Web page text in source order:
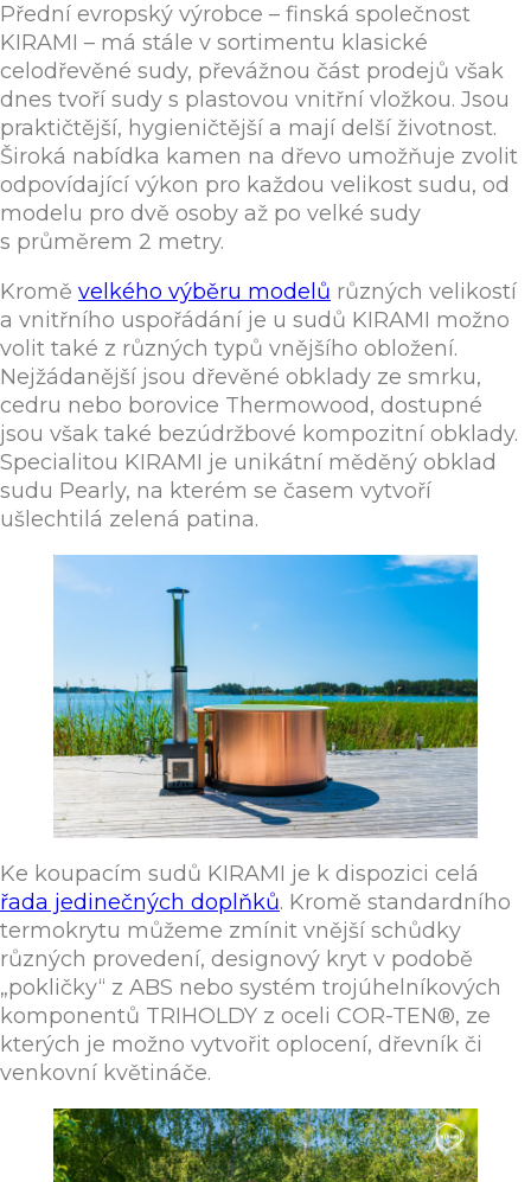
Přední evropský výrobce – finská společnost
KIRAMI – má stále v sortimentu klasické
celodřevěné sudy, převážnou část prodejů však
dnes tvoří sudy s plastovou vnitřní vložkou. Jsou
praktičtější, hygieničtější a mají delší životnost.
Široká nabídka kamen na dřevo umožňuje zvolit
odpovídající výkon pro každou velikost sudu, od
modelu pro dvě osoby až po velké sudy
s průměrem 2 metry.
Kromě velkého výběru modelů různých velikostí
a vnitřního uspořádání je u sudů KIRAMI možno
volit také z různých typů vnějšího obložení.
Nejžádanější jsou dřevěné obklady ze smrku,
cedru nebo borovice Thermowood, dostupné
jsou však také bezúdržbové kompozitní obklady.
Specialitou KIRAMI je unikátní měděný obklad
sudu Pearly, na kterém se časem vytvoří
ušlechtilá zelená patina.
Ke koupacím sudů KIRAMI je k dispozici celá
řada jedinečných doplňků. Kromě standardního
termokrytu můžeme zmínit vnější schůdky
různých provedení, designový kryt v podobě
„pokličky“ z ABS nebo systém trojúhelníkových
komponentů TRIHOLDY z oceli COR-TEN®, ze
kterých je možno vytvořit oplocení, dřevník či
venkovní květináče.